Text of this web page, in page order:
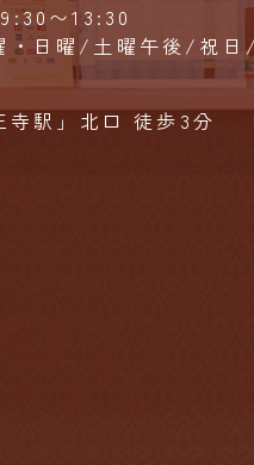
〜13:30
日曜/土曜午後/祝日
寺駅」北口 徒歩3分